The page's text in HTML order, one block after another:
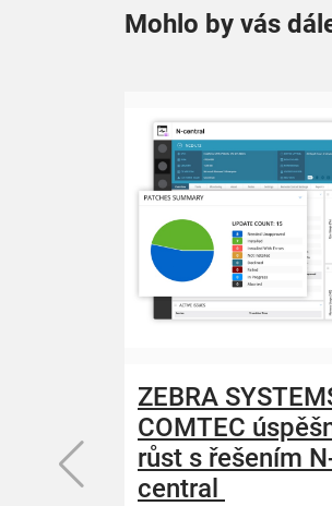
Mohlo by vás
ZEBRA
COMTEC
růst s řešením
central